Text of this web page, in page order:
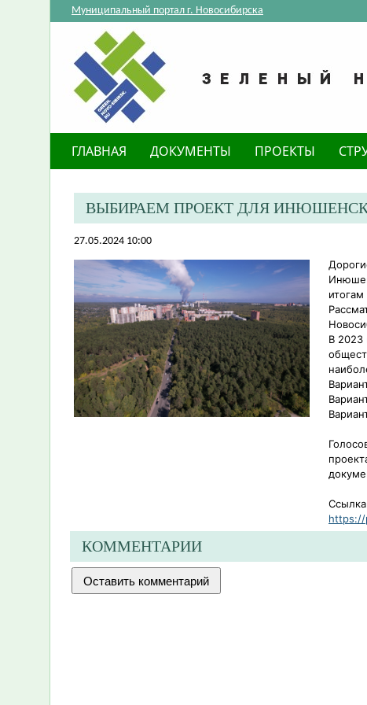
Муниципальный портал г. Новосибирска
ГЛАВНАЯ ДОКУМЕНТЫ ПРОЕКТЫ
ВЫБИРАЕМ ПРОЕКТ ДЛЯ
27.05.2024 10:00
В 2023
https://
КОММЕНТАРИИ